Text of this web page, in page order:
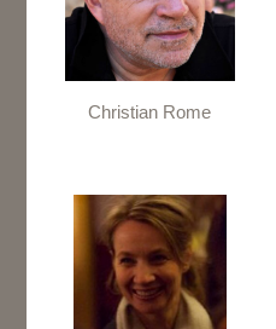
Christian Rome